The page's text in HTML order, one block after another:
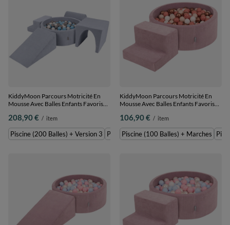
KiddyMoon Parcours Motricité En
Mousse Avec Balles Enfants Favorise
gris/blanc/babyblue, Piscine (200
Balles) + Version 3
208,90 € / item
Piscine (200 Balles) + Version 3 Piscine (300 Balles) + Version 3
KiddyMoon Parcours Motricité En
Mousse Avec Balles Enfants Favorise
pastel/blanc/cuivre/saumon, Piscine
(100 Balles) + Marches
106,90 € / item
Piscine (100 Balles) + Marches